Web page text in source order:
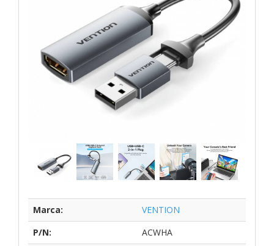
Marca:
VENTION
P/N:
ACWHA